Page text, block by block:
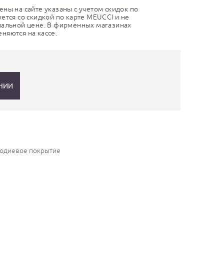
на сайте указаны с учетом скидок по
со скидкой по карте MEUCCI и не
цене. В фирменных магазинах
на кассе.
покрытие